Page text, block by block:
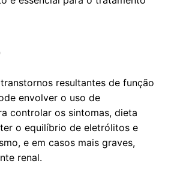
resultantes de função
envolver o uso de
controlar os sintomas, dieta
o equilíbrio de eletrólitos e
e em casos mais graves,
renal.